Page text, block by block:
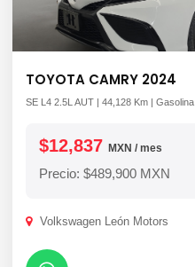
TOYOTA CAMRY 2024
SE L4 2.5L AUT | 44,128 Km | Gasolina
$12,837 MXN / mes
Precio: $489,900 MXN
Volkswagen León Motors